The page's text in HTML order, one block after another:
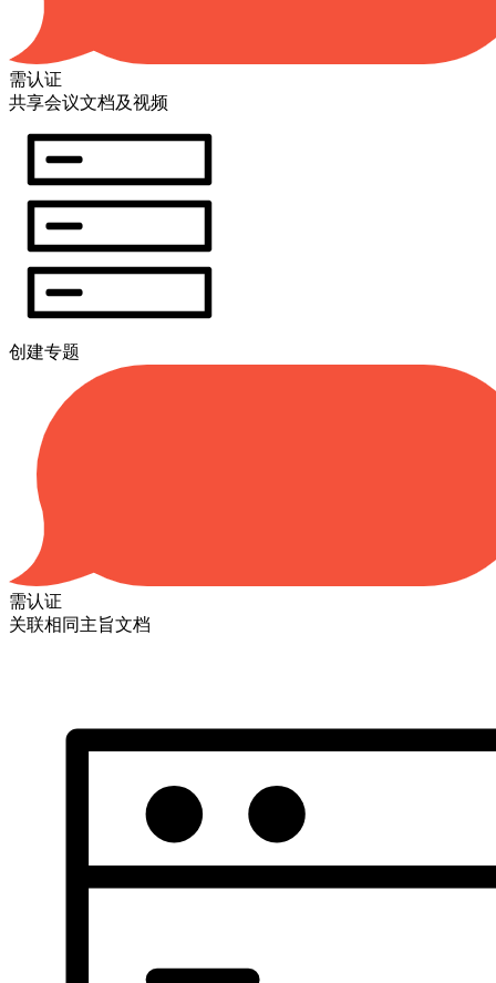
需认证
共享会议文档及视频
创建专题
需认证
关联相同主旨文档